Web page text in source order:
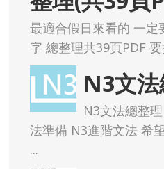
最適合假日來看的 一定要會的1200個日文單
字 總
N3文
N3文法總整理 日本語能力試驗的文
法準備 N3進階文法 希望這課程對大家有幫助
...